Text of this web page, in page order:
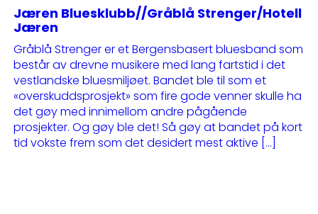
Jæren Bluesklubb//Gråblå Strenger/Hotell
Jæren
Gråblå Strenger er et Bergensbasert bluesband som
består av drevne musikere med lang fartstid i det
vestlandske bluesmiljøet. Bandet ble til som et
«overskuddsprosjekt» som fire gode venner skulle ha
det gøy med innimellom andre pågående
prosjekter. Og gøy ble det! Så gøy at bandet på kort
tid vokste frem som det desidert mest aktive […]